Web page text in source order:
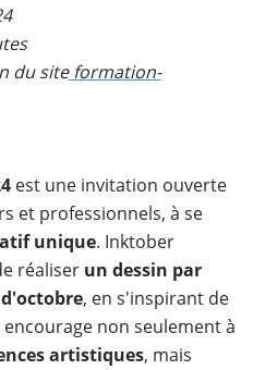
du siteformation-
est une invitation ouverte
et professionnels, à se
unique. Inktober
réaliser un dessin par
, en s'inspirant de
non seulement à
artistiques, mais